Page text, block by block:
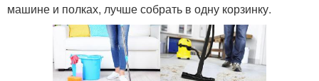
машине и полках, лучше собрать в одну корзинку.